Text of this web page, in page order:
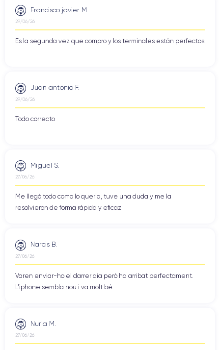
Francisco javier M.
29/06/26
Es la segunda vez que compro y los terminales están perfectos
Juan antonio F.
29/06/26
Todo correcto
Miguel S.
27/06/26
Me llegó todo como lo queria, tuve una duda y me la
resolvieron de forma rápida y eficaz
Narcis B.
27/06/26
Varen enviar-ho el darrer dia però ha arribat perfectament.
L'iphone sembla nou i va molt bé.
Nuria M.
27/06/26